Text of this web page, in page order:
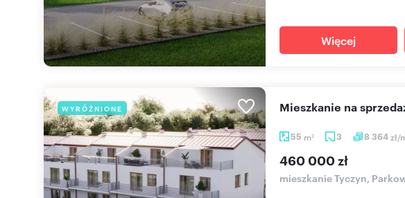
Więcej
WYRÓŻNIONE
55 m2 3 8 364zł/
mieszkanie na
460 000 zł
mieszkanie Tyczyn,